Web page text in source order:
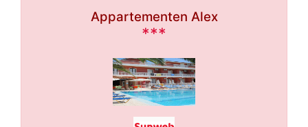
Appartementen Alex
***